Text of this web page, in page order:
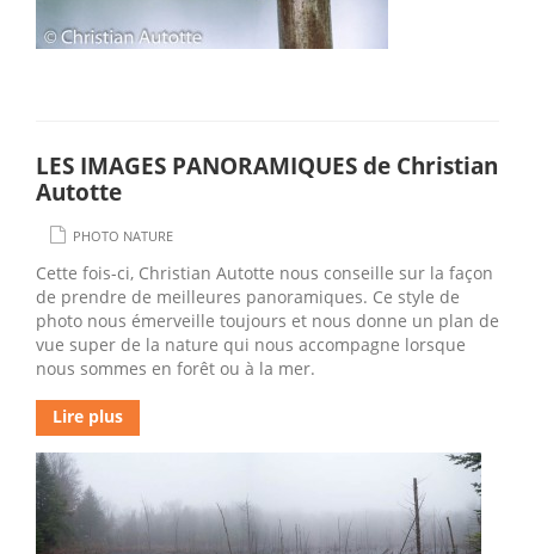
LES IMAGES PANORAMIQUES de Christian
Autotte
PHOTO NATURE
Cette fois-ci, Christian Autotte nous conseille sur la façon
de prendre de meilleures panoramiques. Ce style de
photo nous émerveille toujours et nous donne un plan de
vue super de la nature qui nous accompagne lorsque
nous sommes en forêt ou à la mer.
Lire plus